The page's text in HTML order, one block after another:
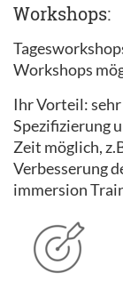
Workshops:
Workshops
Ihr Vorteil:
Spezifizierung
Zeit möglich,
Verbesserung
immersion